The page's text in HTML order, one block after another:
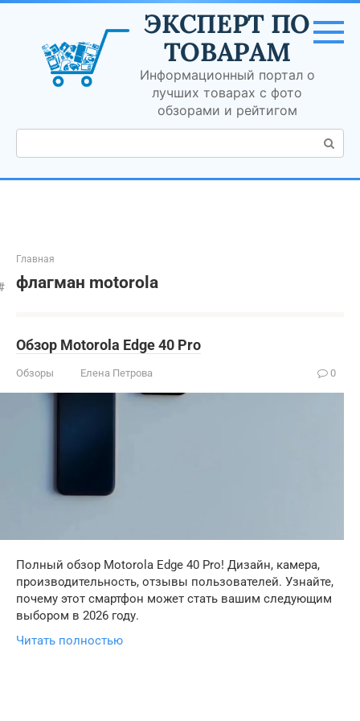
Перейти
контенту
ЭКСПЕРТ ПО
ТОВАРАМ
Информационный портал о
лучших товарах с фото
обзорами и рейтигом
Поиск:
Главная
флагман motorola
Обзор Motorola Edge 40 Pro
Обзоры Елена Петрова 0
Полный обзор Motorola Edge 40 Pro! Дизайн, камера,
производительность, отзывы пользователей. Узнайте,
почему этот смартфон может стать вашим следующим
выбором в 2026 году.
Читать полностью